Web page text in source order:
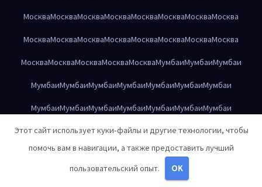
МоскваМоскваМоскваМоскваМоскваМоскваМоскваМосква
МоскваМоскваМоскваМоскваМоскваМоскваМоскваМосква
МоскваМоскваМоскваМоскваМоскваМумбаиМумбаиМумбаи
МумбаиМумбаиМумбаиМумбаиМумбаиМумбаиМумбаи
МумбаиМумбаиМумбаиМумбаиМумбаиМумбаиМумбаи
МумбаиНижний НовгородНижний Новгород
Нижний Новгород Нижний НовгородНижний Новгород
Нижний Новгород
Этот сайт использует куки-файлы и другие технологии, чтобы
помочь вам в навигации, а также предоставить лучший
пользовательский опыт.
OK